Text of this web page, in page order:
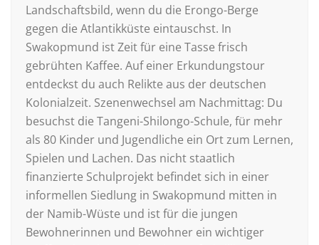
Landschaftsbild, wenn du die Erongo-Berge
gegen die Atlantikküste eintauschst. In
Swakopmund ist Zeit für eine Tasse frisch
gebrühten Kaffee. Auf einer Erkundungstour
entdeckst du auch Relikte aus der deutschen
Kolonialzeit. Szenenwechsel am Nachmittag: Du
besuchst die Tangeni-Shilongo-Schule, für mehr
als 80 Kinder und Jugendliche ein Ort zum Lernen,
Spielen und Lachen. Das nicht staatlich
finanzierte Schulprojekt befindet sich in einer
informellen Siedlung in Swakopmund mitten in
der Namib-Wüste und ist für die jungen
Bewohnerinnen und Bewohner ein wichtiger